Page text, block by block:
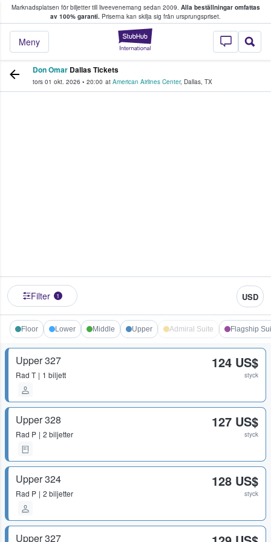
Marknadsplatsen för biljetter till liveevenemang sedan 2009. Alla beställningar omfattas
av 100% garanti. Priserna kan skilja sig från ursprungspriset.
StubHub – där
Meny
köper och säljer biljetter.
Don Omar Dallas Tickets
tors 01 okt. 2026 • 20:00 at American Airlines Center, Dallas, TX
Filter 1 USD
Floor Lower Middle Upper Admiral Suite Flagship
Upper 327
Rad T 1 biljett
124 US$
styck
Upper 328
Rad P 2 biljetter
127 US$
styck
Upper 324
Rad P 2 biljetter
128 US$
styck
Upper 327